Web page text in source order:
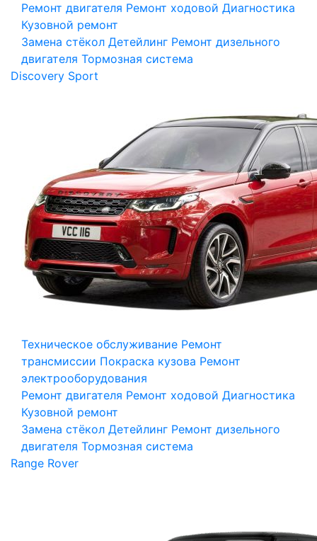
Ремонт двигателя Ремонт ходовой Диагностика
Кузовной ремонт
Замена стёкол Детейлинг Ремонт дизельного
двигателя Тормозная система
Discovery Sport
Техническое обслуживание Ремонт
трансмиссии Покраска кузова Ремонт
электрооборудования
Ремонт двигателя Ремонт ходовой Диагностика
Кузовной ремонт
Замена стёкол Детейлинг Ремонт дизельного
двигателя Тормозная система
Range Rover